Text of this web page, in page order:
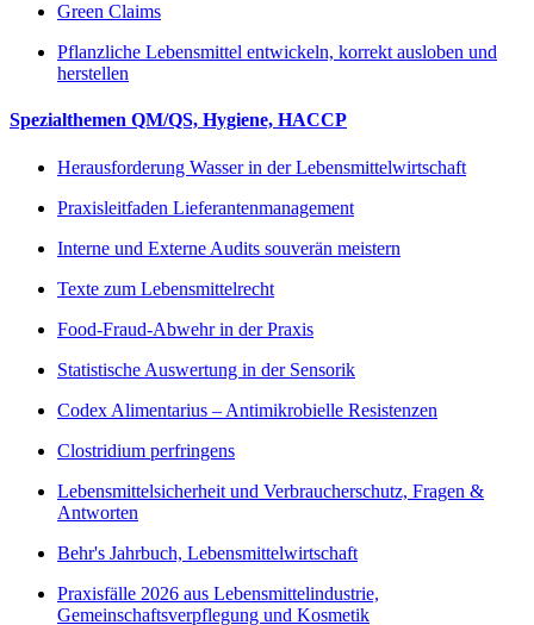
Green Claims
Pflanzliche Lebensmittel entwickeln, korrekt ausloben und
herstellen
Spezialthemen QM/QS, Hygiene, HACCP
Herausforderung Wasser in der Lebensmittelwirtschaft
Praxisleitfaden Lieferantenmanagement
Interne und Externe Audits souverän meistern
Texte zum Lebensmittelrecht
Food-Fraud-Abwehr in der Praxis
Statistische Auswertung in der Sensorik
Codex Alimentarius – Antimikrobielle Resistenzen
Clostridium perfringens
Lebensmittelsicherheit und Verbraucherschutz, Fragen &
Antworten
Behr's Jahrbuch, Lebensmittelwirtschaft
Praxisfälle 2026 aus Lebensmittelindustrie,
Gemeinschaftsverpflegung und Kosmetik